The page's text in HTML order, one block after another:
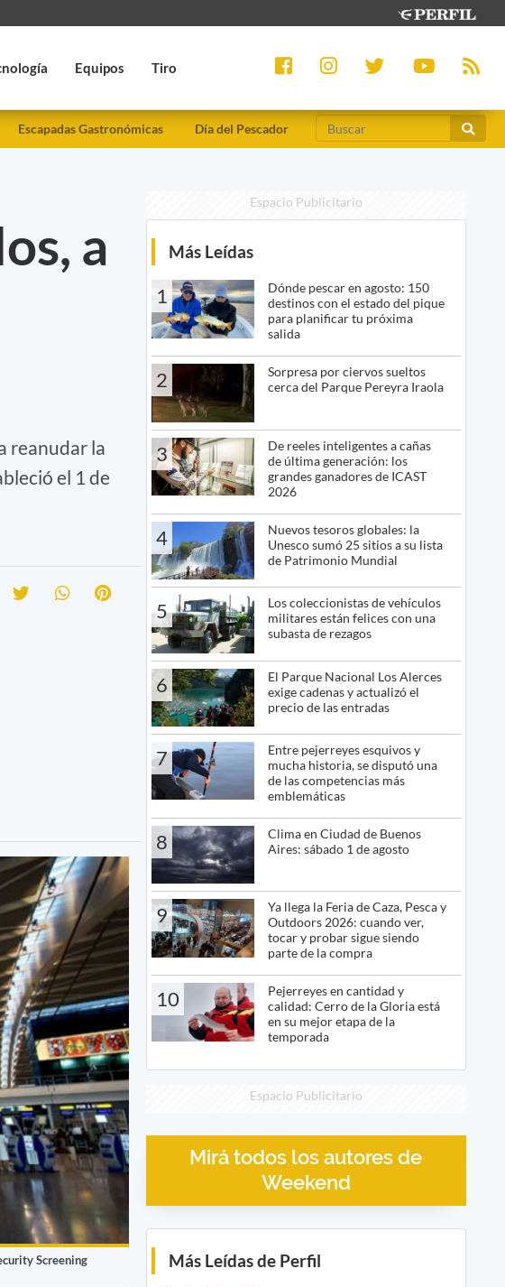
Equipos Tiro
Escapadas Gastronómicas Día del Pescador
a
reanudar la
el 1 de
Screening
Espacio Publicitario
Más Leídas
1
Dónde pescar en agosto: 150
destinos con el estado del pique
para planificar tu próxima
salida
2
Sorpresa por ciervos sueltos
cerca del Parque Pereyra Iraola
3
De reeles inteligentes a cañas
de última generación: los
grandes ganadores de ICAST
2026
4
Nuevos tesoros globales: la
Unesco sumó 25 sitios a su lista
de Patrimonio Mundial
5
Los coleccionistas de vehículos
militares están felices con una
subasta de rezagos
6
El Parque Nacional Los Alerces
exige cadenas y actualizó el
precio de las entradas
7
Entre pejerreyes esquivos y
mucha historia, se disputó una
de las competencias más
emblemáticas
8
Clima en Ciudad de Buenos
Aires: sábado 1 de agosto
9
Ya llega la Feria de Caza, Pesca y
Outdoors 2026: cuando ver,
tocar y probar sigue siendo
parte de la compra
10
Pejerreyes en cantidad y
calidad: Cerro de la Gloria está
en su mejor etapa de la
temporada
Espacio Publicitario
Mirá todos los autores de
Weekend
Más Leídas de Perfil